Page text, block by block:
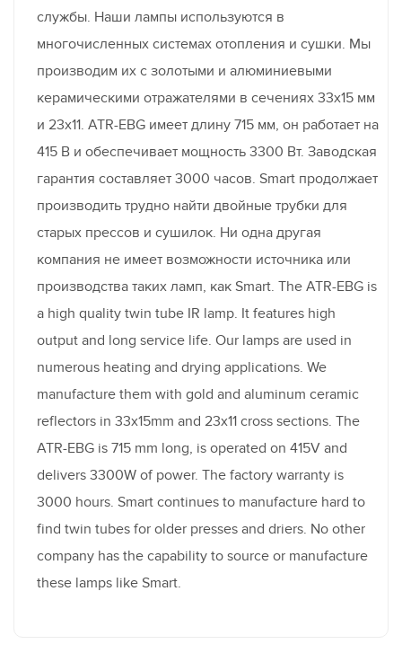
службы. Наши лампы используются в
многочисленных системах отопления и сушки. Мы
производим их с золотыми и алюминиевыми
керамическими отражателями в сечениях 33x15 мм
и 23x11. ATR-EBG имеет длину 715 мм, он работает на
415 В и обеспечивает мощность 3300 Вт. Заводская
гарантия составляет 3000 часов. Smart продолжает
производить трудно найти двойные трубки для
старых прессов и сушилок. Ни одна другая
компания не имеет возможности источника или
производства таких ламп, как Smart. The ATR-EBG is
a high quality twin tube IR lamp. It features high
output and long service life. Our lamps are used in
numerous heating and drying applications. We
manufacture them with gold and aluminum ceramic
reflectors in 33x15mm and 23x11 cross sections. The
ATR-EBG is 715 mm long, is operated on 415V and
delivers 3300W of power. The factory warranty is
3000 hours. Smart continues to manufacture hard to
find twin tubes for older presses and driers. No other
company has the capability to source or manufacture
these lamps like Smart.